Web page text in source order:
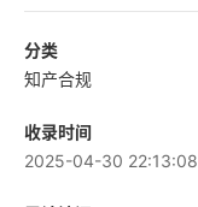
分类
知产合规
收录时间
2025-04-30 22:13:08